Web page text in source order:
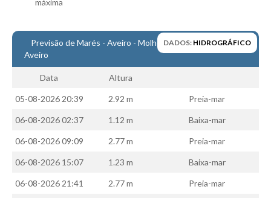
Costa da Caparica - Praia CDS - HD
Costa da Caparica - Marcelino Beach Cafe HD
Costa da Caparica - Fonte da Telha HD
ALENTEJO / ALGARVE
Faro Surf Spot HD
Fuzeta
Previsão de Marés - Aveiro - Molhe Central da Barra de
Aveiro
DADOS: HIDROGRÁFICO
Data Altura
05-08-2026 20:39 2.92 m Preia-mar
06-08-2026 02:37 1.12 m Baixa-mar
06-08-2026 09:09 2.77 m Preia-mar
06-08-2026 15:07 1.23 m Baixa-mar
06-08-2026 21:41 2.77 m Preia-mar